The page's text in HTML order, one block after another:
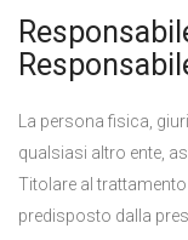
La persona fisica,
qualsiasi altro ente,
Titolare al
predisposto dalla